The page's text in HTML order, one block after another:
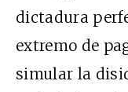
dictadura
extremo de
simular la